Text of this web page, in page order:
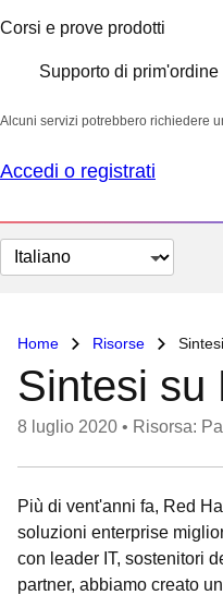
Corsi e prove prodotti
Supporto di prim'ordine
Alcuni servizi potrebbero richiedere
Accedi o registrati
Cambia
lingua
Home Risorse
Sintesi su
8 luglio 2020 • Risorsa:
Più di vent'anni fa, Red
soluzioni enterprise
con leader IT, sostenitori
partner, abbiamo creato